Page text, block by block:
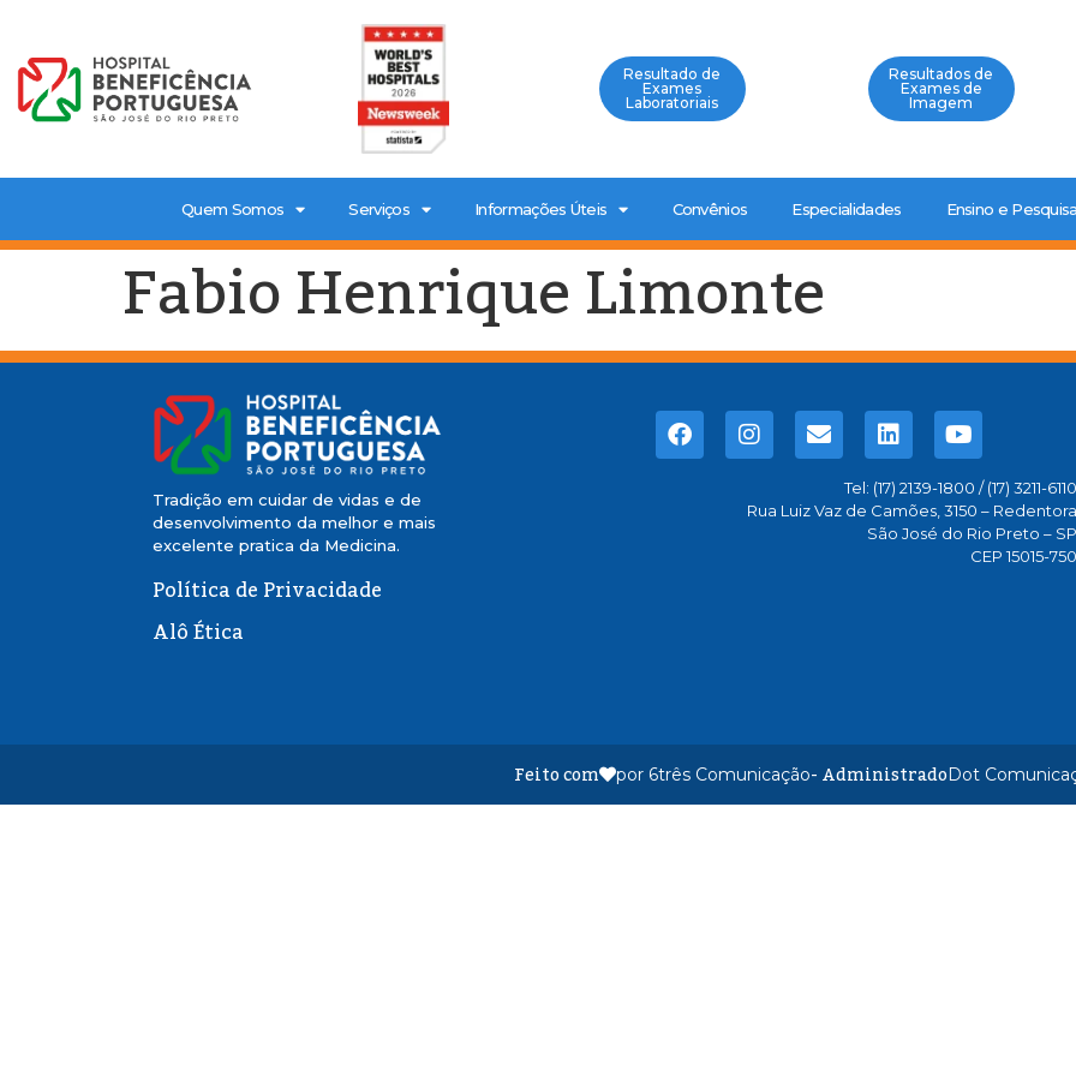
Resultado de
Exames
Laboratoriais
Resultados de
Exames de
Imagem
Quem Somos Serviços Informações Úteis Convênios Especialidades Ensino e Pesquisa
Fabio Henrique Limonte
Tradição em cuidar de vidas e de
desenvolvimento da melhor e mais
excelente pratica da Medicina.
Política de Privacidade
Alô Ética
Tel: (17) 2139-1800 / (17) 3211-6110
Rua Luiz Vaz de Camões, 3150 – Redentora
São José do Rio Preto – SP
CEP 15015-750
Feito com por 6três Comunicação- Administrado Dot